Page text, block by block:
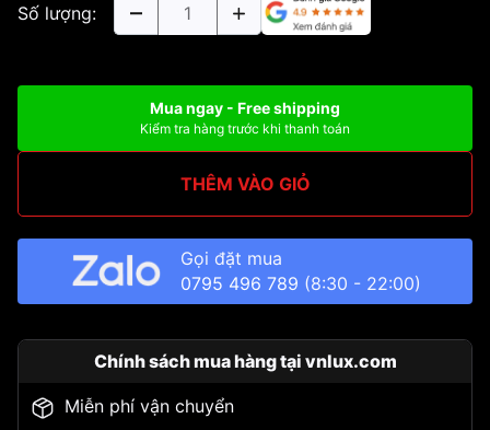
Số lượng:
Mua ngay - Free shipping
Kiểm tra hàng trước khi thanh toán
THÊM VÀO GIỎ
Gọi đặt mua
0795 496 789 (8:30 - 22:00)
Chính sách mua hàng tại vnlux.com
Miễn phí vận chuyển